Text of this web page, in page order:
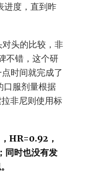
进度，直到昨
头的比较，非
不错，这个研
时间就完成了
口服剂量根据
非尼则使用标
HR=0.92，
同时也没有发